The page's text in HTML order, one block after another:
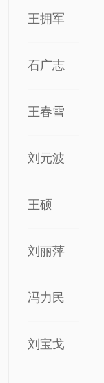
王拥军
石广志
王春雪
刘元波
王硕
刘丽萍
冯力民
刘宝戈